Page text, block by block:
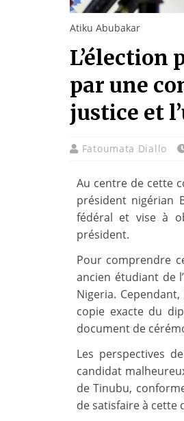
Atiku Abubakar
L’élection
par une
justice et
Fatoumata Diallo
Au centre de cette
président nigérian
fédéral et vise à
président.
Pour comprendre
ancien étudiant de
Nigeria.
copie exacte du
document de
Les perspectives
candidat
de Tinubu,
de satisfaire à cette